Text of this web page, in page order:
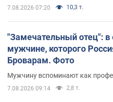
7.08.2026 07:20 10,3 т.
"Замечательный отец": в
мужчине, которого
Броварам. Фото
Мужчину вспоминают как
7.08.2026 09:14 2,8 т.